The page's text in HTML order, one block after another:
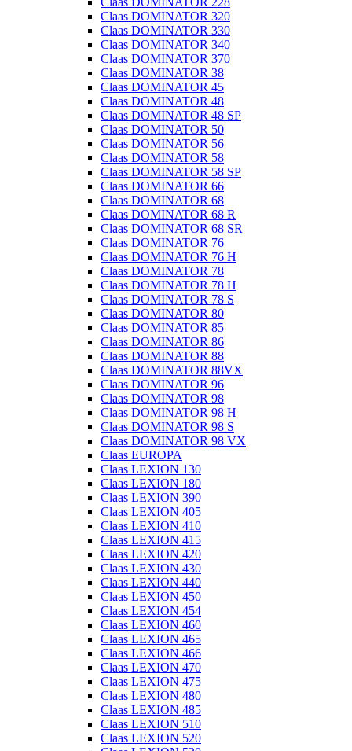
Claas DOMINATOR 320
Claas DOMINATOR 330
Claas DOMINATOR 340
Claas DOMINATOR 370
Claas DOMINATOR 38
Claas DOMINATOR 45
Claas DOMINATOR 48
Claas DOMINATOR 48 SP
Claas DOMINATOR 50
Claas DOMINATOR 56
Claas DOMINATOR 58
Claas DOMINATOR 58 SP
Claas DOMINATOR 66
Claas DOMINATOR 68
Claas DOMINATOR 68 R
Claas DOMINATOR 68 SR
Claas DOMINATOR 76
Claas DOMINATOR 76 H
Claas DOMINATOR 78
Claas DOMINATOR 78 H
Claas DOMINATOR 78 S
Claas DOMINATOR 80
Claas DOMINATOR 85
Claas DOMINATOR 86
Claas DOMINATOR 88
Claas DOMINATOR 88VX
Claas DOMINATOR 96
Claas DOMINATOR 98
Claas DOMINATOR 98 H
Claas DOMINATOR 98 S
Claas DOMINATOR 98 VX
Claas EUROPA
Claas LEXION 130
Claas LEXION 180
Claas LEXION 390
Claas LEXION 405
Claas LEXION 410
Claas LEXION 415
Claas LEXION 420
Claas LEXION 430
Claas LEXION 440
Claas LEXION 450
Claas LEXION 454
Claas LEXION 460
Claas LEXION 465
Claas LEXION 466
Claas LEXION 470
Claas LEXION 475
Claas LEXION 480
Claas LEXION 485
Claas LEXION 510
Claas LEXION 520